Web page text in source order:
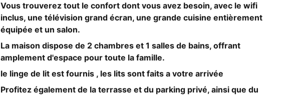
Vous trouverez tout le confort dont vous avez besoin, avec le wifi
inclus, une télévision grand écran, une grande cuisine entièrement
équipée et un salon.
La maison dispose de 2 chambres et 1 salles de bains, offrant
amplement d'espace pour toute la famille.
le linge de lit est fournis , les lits sont faits a votre arrivée
Profitez également de la terrasse et du parking privé, ainsi que du